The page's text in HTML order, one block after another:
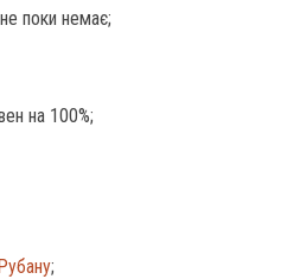
поки немає;
на 100%;
;